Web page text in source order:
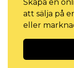
Skapa en
att sälja på
eller